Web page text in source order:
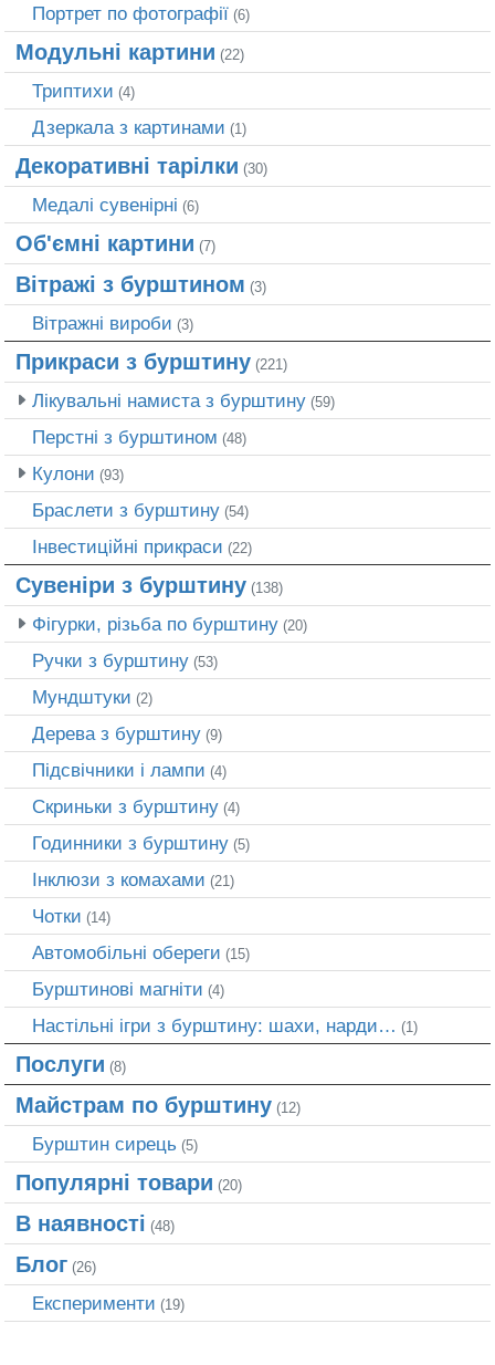
Портрет по фотографії (6)
Модульні картини (22)
Триптихи (4)
Дзеркала з картинами (1)
Декоративні тарілки (30)
Медалі сувенірні (6)
Об'ємні картини (7)
Вітражі з бурштином (3)
Вітражні вироби (3)
Прикраси з бурштину (221)
Лікувальні намиста з бурштину (59)
Перстні з бурштином (48)
Кулони (93)
Браслети з бурштину (54)
Інвестиційні прикраси (22)
Сувеніри з бурштину (138)
Фігурки, різьба по бурштину (20)
Ручки з бурштину (53)
Мундштуки (2)
Дерева з бурштину (9)
Підсвічники і лампи (4)
Скриньки з бурштину (4)
Годинники з бурштину (5)
Інклюзи з комахами (21)
Чотки (14)
Автомобільні обереги (15)
Бурштинові магніти (4)
Настільні ігри з бурштину: шахи, нарди… (1)
Послуги (8)
Майстрам по бурштину (12)
Бурштин сирець (5)
Популярні товари (20)
В наявності (48)
Блог (26)
Експерименти (19)